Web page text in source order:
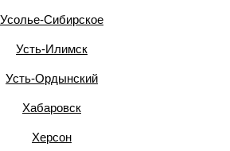
Усолье-Сибирское
Усть-Илимск
Усть-Ордынский
Хабаровск
Херсон